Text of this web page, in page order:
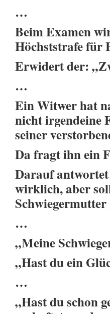
…
Beim Examen
Höchststrafe für
Erwidert der:
…
Ein Witwer hat
nicht irgendeine
seiner
Da fragt ihn ein
Darauf
wirklich, aber
Schwiegermutter
…
„Meine
„Hast du ein
…
„Hast du schon